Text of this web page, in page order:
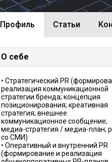
Профиль Cтатьи
О себе
• Стратегический PR
реализация коммуникационной
стратегии бренда; концепция
позиционирования; креативная
стратегия; внешнее
коммуникационное сообщение;
медиа-стратегия / медиа-план;
со СМИ)
• Оперативный и внутренний PR
(формирование и реализация